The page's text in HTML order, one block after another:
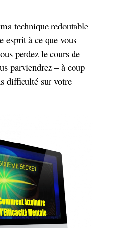
technique redoutable
esprit à ce que vous
perdez le cours de
parviendrez – à coup
difficulté sur votre